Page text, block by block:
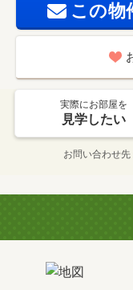
この物
実際にお部屋を
見学したい
お問い合わせ先